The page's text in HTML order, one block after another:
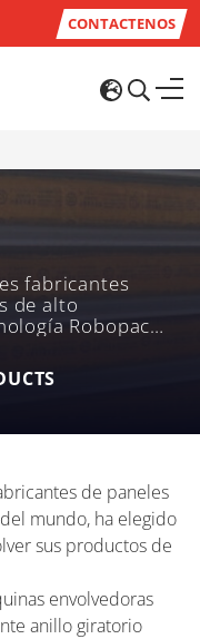
CONTACTENOS
fabricantes
de alto
Robopac
de paneles
mundo, ha elegido
sus productos de
envolvedoras
anillo giratorio